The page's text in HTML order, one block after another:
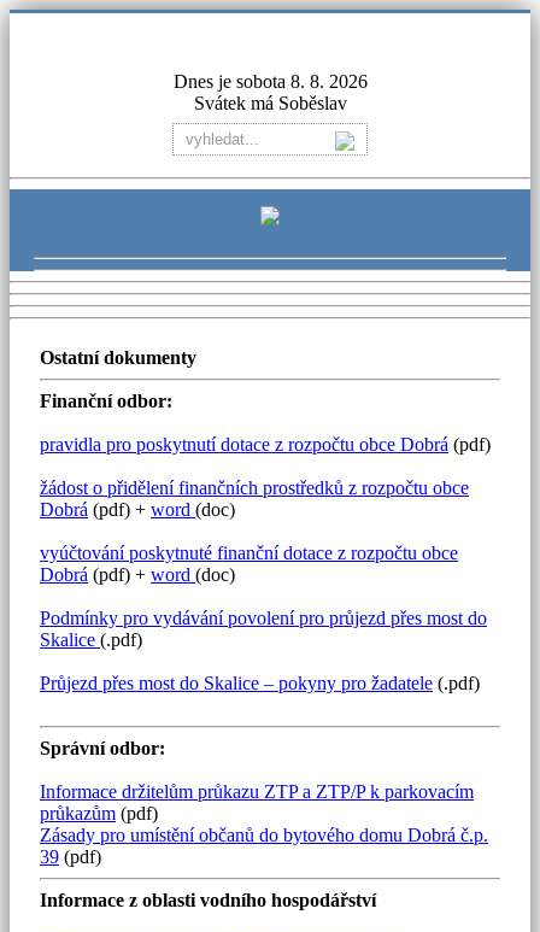
Dnes je sobota 8. 8. 2026
Svátek má Soběslav
Ostatní dokumenty
Finanční odbor:
pravidla pro poskytnutí dotace z rozpočtu obce Dobrá (pdf)
žádost o přidělení finančních prostředků z rozpočtu obce
Dobrá (pdf) + word (doc)
vyúčtování poskytnuté finanční dotace z rozpočtu obce
Dobrá (pdf) + word (doc)
Podmínky pro vydávání povolení pro průjezd přes most do
Skalice (.pdf)
Průjezd přes most do Skalice – pokyny pro žadatele (.pdf)
Správní odbor:
Informace držitelům průkazu ZTP a ZTP/P k parkovacím
průkazům (pdf)
Zásady pro umístění občanů do bytového domu Dobrá č.p.
39 (pdf)
Informace z oblasti vodního hospodářství